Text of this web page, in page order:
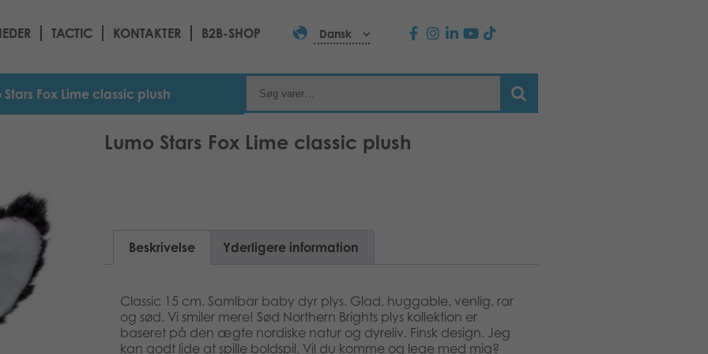
TACTIC KONTAKTER B2B-SHOP Dansk
Fox Lime classic plush
Lumo Stars Fox Lime classic plush
Beskrivelse Yderligere information
Classic 15 cm. Samlbar baby dyr plys. Glad, huggable, venlig, rar
og sød. Vi smiler mere! Sød Northern Brights plys kollektion er
baseret på den ægte nordiske natur og dyreliv. Finsk design. Jeg
kan godt lide at spille boldspil. Vil du komme og lege med mig?